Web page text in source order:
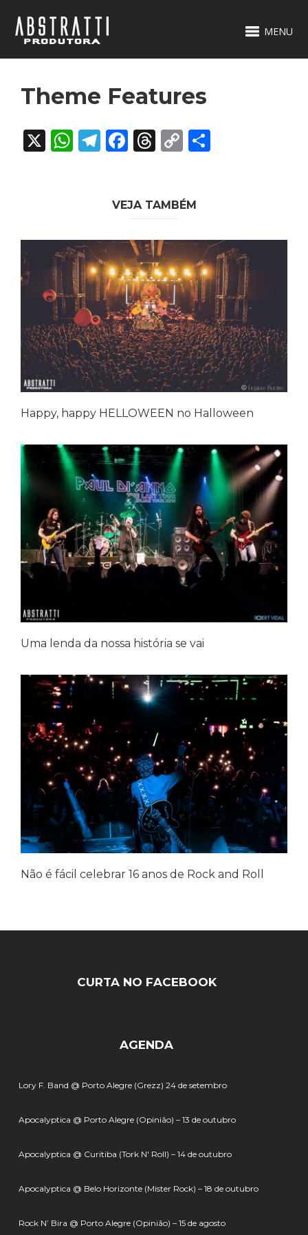
MENU
Theme Features
X WhatsApp
Telegram
Facebook
Threads
Copy
VEJA TAMBÉM
Happy, happy HELLOWEEN no Halloween
Uma lenda da nossa história se vai
Não é fácil celebrar 16 anos de Rock and Roll
CURTA NO FACEBOOK
AGENDA
Lory F. Band @ Porto Alegre (Grezz) 24 de setembro
Apocalyptica @ Porto Alegre (Opinião) – 13 de outubro
Apocalyptica @ Curitiba (Tork N' Roll) – 14 de outubro
Apocalyptica @ Belo Horizonte (Mister Rock) – 18 de outubro
Rock N’ Bira @ Porto Alegre (Opinião) – 15 de agosto